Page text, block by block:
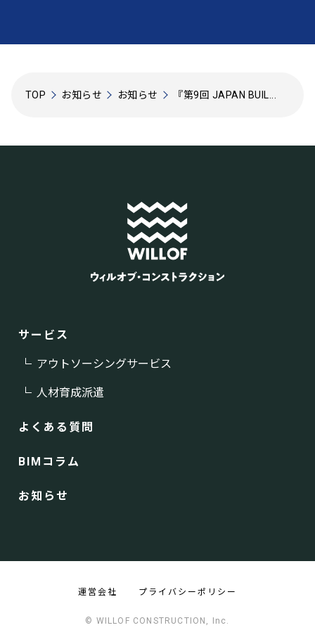
TOP お知らせ お知らせ 『第9回 JAPAN BUIL...
サービス
アウトソーシングサービス
人材育成派遣
よくある質問
BIMコラム
お知らせ
運営会社 プライバシーポリシー
© WILLOF CONSTRUCTION, Inc.